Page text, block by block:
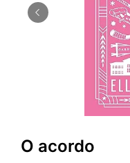
O acordo